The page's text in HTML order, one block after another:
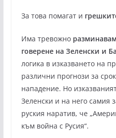
За това помагат и
Има тревожно
говерене на Зеленски и
логика в изказването на
различни прогнози за
нападение. Но
Зеленски и на него самия
руския наратив, че
към война с Русия“.